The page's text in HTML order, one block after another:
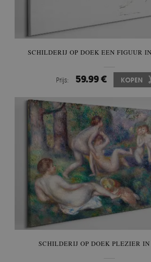
SCHILDERIJ OP DOEK EEN FIGUUR
Prijs: 59.99 € KOPEN
SCHILDERIJ OP DOEK PLEZIER